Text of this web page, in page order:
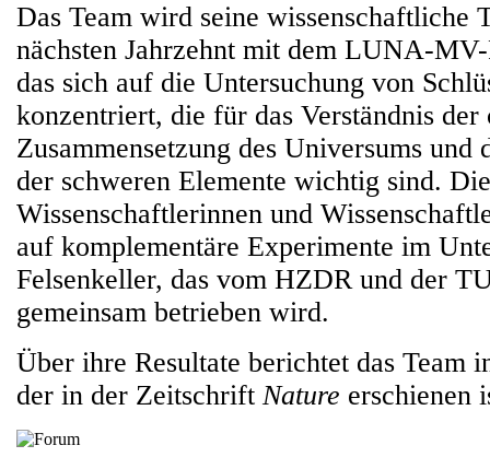
Das Team wird seine wissenschaftliche
nächsten Jahrzehnt mit dem LUNA-
das sich auf die Untersuchung von
konzentriert, die für das Verständnis der
Zusammensetzung des Universums und
der schweren Elemente wichtig sind. Die
Wissenschaftlerinnen und
auf komplementäre Experimente im
Felsenkeller, das vom HZDR und der
gemeinsam betrieben wird.
Über ihre Resultate berichtet das Team
der in der Zeitschrift Nature erschienen